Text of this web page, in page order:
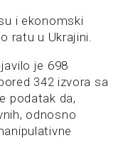
i ekonomski
ratu u Ukrajini.
je 698
342 izvora sa
podatak da,
odnosno